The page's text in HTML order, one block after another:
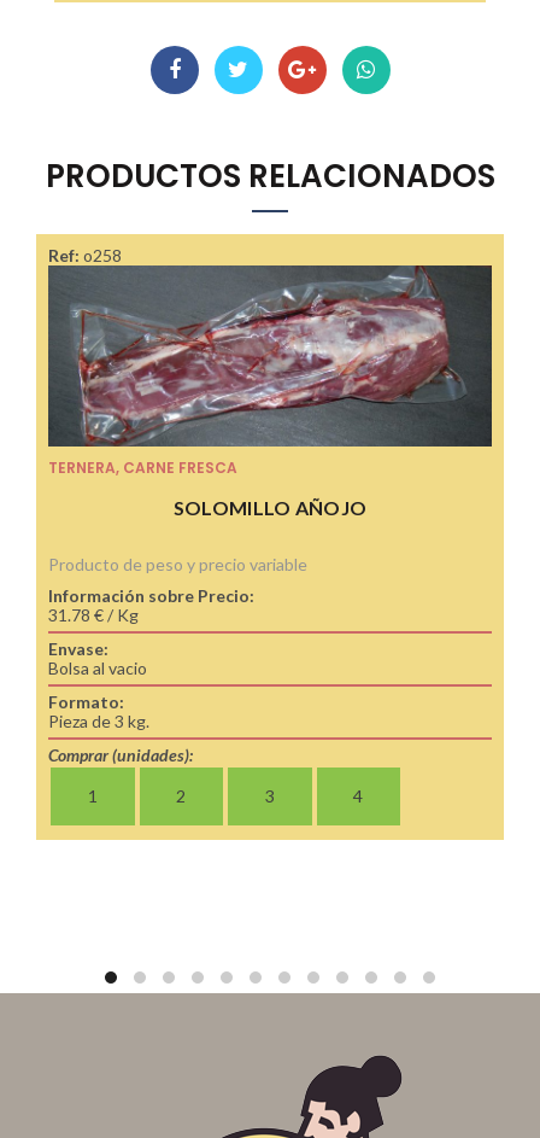
PRODUCTOS RELACIONADOS
Ref: o258
TERNERA, CARNE FRESCA
SOLOMILLO AÑOJO
Producto de peso y precio variable
Información sobre Precio:
31.78 € / Kg
Envase:
Bolsa al vacio
Formato:
Pieza de 3 kg.
Comprar (unidades):
1
2 3 4